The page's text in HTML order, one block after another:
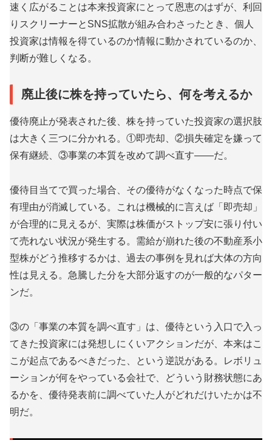
速く広がることは本来投資家にとって恩恵のはずが、利回
りスクリーナーとSNS拡散が組み合わさったとき、個人
投資家は情報を得ているのか情報に動かされているのか、
判断が難しくなる。
廃止後に株を持っていたら、何を考えるか
優待廃止が発表された後、株を持っていた投資家の選択肢
は大きく三つに分かれる。①即売却、②損失確定を嫌って
保有継続、③事業の本質を改めて調べ直す——だ。
優待目当てで買った場合、その優待がなくなった時点で保
有理由が消滅している。これは機械的に言えば「即売却」
が合理的に見えるが、実際は株価がストップ安に張り付い
て売れない状況が発生する。需給が崩れた後の不動産系小
型株がどう推移するかは、過去の事例を見れば大体の方向
性は見える。急騰した分を大部分返すのが一般的なパター
ンだ。
③の「事業の本質を調べ直す」は、優待という入口で入っ
てきた投資家には発想しにくいアクションだが、本来はこ
こが起点であるべきだった、という逆説がある。レボリュ
ーションが何をやっている会社で、どういう財務状態にあ
るかを、優待発表前に調べていた人がどれだけいたかは不
明だ。